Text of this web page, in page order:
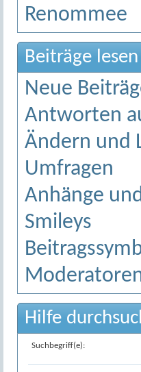
Renommee
Beiträge
Neue
Antworten
Ändern und
Umfragen
Anhänge
Smileys
Hilfe
Suchbegriff(e):